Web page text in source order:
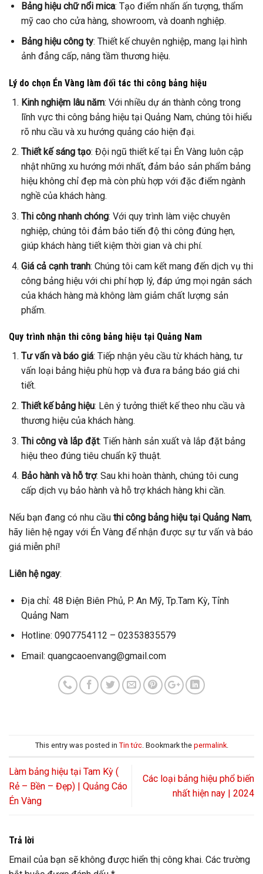
Bảng hiệu chữ nổi mica: Tạo điểm nhấn ấn tượng, thẩm
mỹ cao cho cửa hàng, showroom, và doanh nghiệp.
Bảng hiệu công ty: Thiết kế chuyên nghiệp, mang lại hình
ảnh đẳng cấp, nâng tầm thương hiệu.
Lý do chọn Én Vàng làm đối tác thi công bảng hiệu
Kinh nghiệm lâu năm: Với nhiều dự án thành công trong
lĩnh vực thi công bảng hiệu tại Quảng Nam, chúng tôi hiểu
rõ nhu cầu và xu hướng quảng cáo hiện đại.
Thiết kế sáng tạo: Đội ngũ thiết kế tại Én Vàng luôn cập
nhật những xu hướng mới nhất, đảm bảo sản phẩm bảng
hiệu không chỉ đẹp mà còn phù hợp với đặc điểm ngành
nghề của khách hàng.
Thi công nhanh chóng: Với quy trình làm việc chuyên
nghiệp, chúng tôi đảm bảo tiến độ thi công đúng hẹn,
giúp khách hàng tiết kiệm thời gian và chi phí.
Giá cả cạnh tranh: Chúng tôi cam kết mang đến dịch vụ thi
công bảng hiệu với chi phí hợp lý, đáp ứng mọi ngân sách
của khách hàng mà không làm giảm chất lượng sản
phẩm.
Quy trình nhận thi công bảng hiệu tại Quảng Nam
Tư vấn và báo giá: Tiếp nhận yêu cầu từ khách hàng, tư
vấn loại bảng hiệu phù hợp và đưa ra bảng báo giá chi
tiết.
Thiết kế bảng hiệu: Lên ý tưởng thiết kế theo nhu cầu và
thương hiệu của khách hàng.
Thi công và lắp đặt: Tiến hành sản xuất và lắp đặt bảng
hiệu theo đúng tiêu chuẩn kỹ thuật.
Bảo hành và hỗ trợ: Sau khi hoàn thành, chúng tôi cung
cấp dịch vụ bảo hành và hỗ trợ khách hàng khi cần.
Nếu bạn đang có nhu cầu thi công bảng hiệu tại Quảng Nam,
hãy liên hệ ngay với Én Vàng để nhận được sự tư vấn và báo
giá miễn phí!
Liên hệ ngay:
Địa chỉ: 48 Điện Biên Phủ, P. An Mỹ, Tp.Tam Kỳ, Tỉnh
Quảng Nam
Hotline: 0907754112 – 02353835579
Email: quangcaoenvang@gmail.com
This entry was posted in Tin tức. Bookmark the permalink.
Làm bảng hiệu tại Tam Kỳ (
Rẻ – Bền – Đẹp) | Quảng Cáo
Én Vàng
Các loại bảng hiệu phổ biến
nhất hiện nay | 2024
Trả lời
Email của bạn sẽ không được hiển thị công khai. Các trường